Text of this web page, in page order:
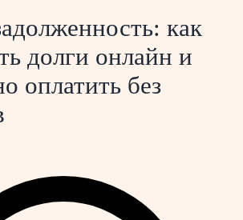
как
долги онлайн и
оплатить без